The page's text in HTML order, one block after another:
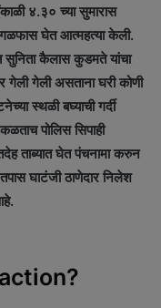
४.३० च्या सुमारास
घेत आत्महत्या केली.
सुनिता कैलास कुडमते यांचा
गेली गेली असताना घरी कोणी
स्थळी बघ्याची गर्दी
पोलिस सिपाही
ताब्यात घेत पंचनामा करुन
घाटंजी ठाणेदार निलेश